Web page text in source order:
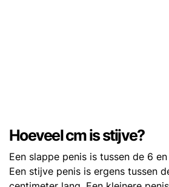
Hoeveel cm is stijve?
Een slappe penis is tussen de 6
Een stijve penis is ergens tussen